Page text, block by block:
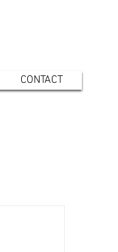
CONTACT